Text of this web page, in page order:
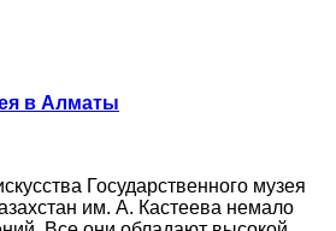
в Алматы
Государственного музея
им. А. Кастеева немало